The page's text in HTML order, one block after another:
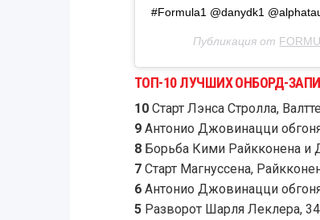
#Formula1 @danydk1
Публикация от
ТОП-10 ЛУЧШИХ ОНБОРД-
10Старт Лэнса Стролла,
9Антонио Джовинацци
8Борьба Кими Райкконена и
7Старт Магнуссена,
6Антонио Джовинацци
5Разворот Шарля Леклера,